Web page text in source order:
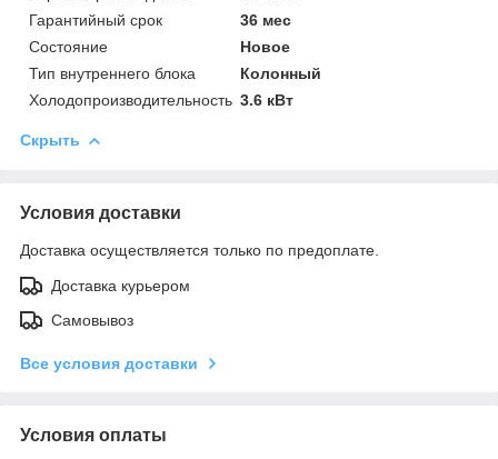
Гарантийный срок
36 мес
Состояние
Новое
Тип внутреннего блока
Колонный
Холодопроизводительность 3.6 кВт
Скрыть
Условия доставки
Доставка осуществляется только по предоплате.
Доставка курьером
Самовывоз
Все условия доставки
Условия оплаты